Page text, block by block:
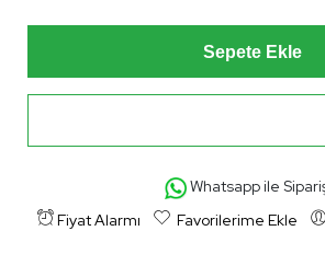
Sepete Ekle
Whatsapp ile
Fiyat Alarmı
Favorilerime Ekle